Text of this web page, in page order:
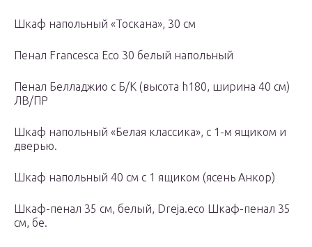
Шкаф напольный «Тоскана», 30 см
Пенал Francesca Eco 30 белый напольный
Пенал Белладжио с Б/К (высота h180, ширина 40 см)
ЛВ/ПР
Шкаф напольный «Белая классика», с 1-м ящиком и
дверью.
Шкаф напольный 40 см с 1 ящиком (ясень Анкор)
Шкаф-пенал 35 см, белый, Dreja.eco Шкаф-пенал 35
см, бе.